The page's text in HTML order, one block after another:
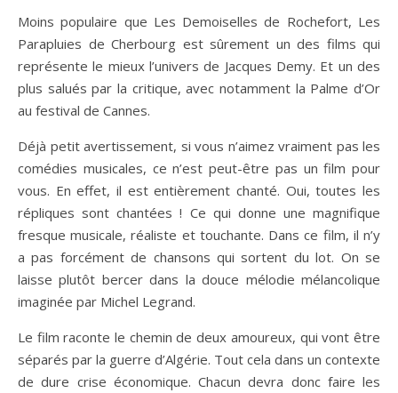
Moins populaire que Les Demoiselles de Rochefort, Les
Parapluies de Cherbourg est sûrement un des films qui
représente le mieux l’univers de Jacques Demy. Et un des
plus salués par la critique, avec notamment la Palme d’Or
au festival de Cannes.
Déjà petit avertissement, si vous n’aimez vraiment pas les
comédies musicales, ce n’est peut-être pas un film pour
vous. En effet, il est entièrement chanté. Oui, toutes les
répliques sont chantées ! Ce qui donne une magnifique
fresque musicale, réaliste et touchante. Dans ce film, il n’y
a pas forcément de chansons qui sortent du lot. On se
laisse plutôt bercer dans la douce mélodie mélancolique
imaginée par Michel Legrand.
Le film raconte le chemin de deux amoureux, qui vont être
séparés par la guerre d’Algérie. Tout cela dans un contexte
de dure crise économique. Chacun devra donc faire les